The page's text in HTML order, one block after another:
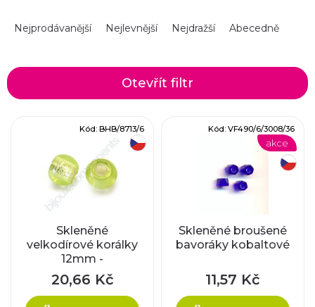
z
Nejprodávanější Nejlevnější Nejdražší Abecedně
Otevřít filtr
Skleněné
velkodírové korálky
12mm -
žluté/stříbrný
průtah
20,66 Kč
Kód: BHB/8713/6
akce
Skleněné broušené
bavoráky kobaltové
11,57 Kč
Kód: VF490/6/3008/36